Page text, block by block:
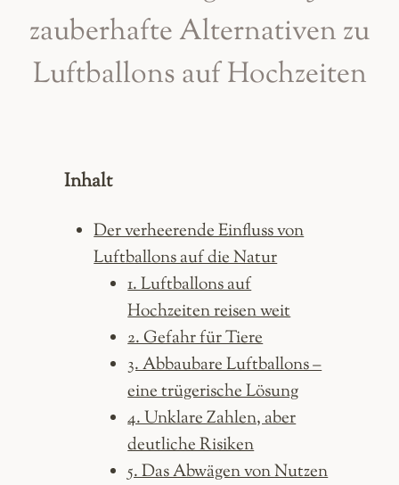
zauberhafte Alternativen zu
Luftballons auf Hochzeiten
Inhalt
Der verheerende Einfluss von
Luftballons auf die Natur
1. Luftballons auf
Hochzeiten reisen weit
2. Gefahr für Tiere
3. Abbaubare Luftballons –
eine trügerische Lösung
4. Unklare Zahlen, aber
deutliche Risiken
5. Das Abwägen von Nutzen